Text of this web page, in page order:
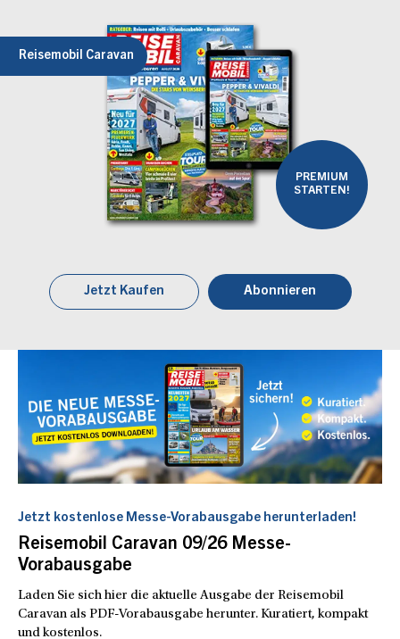
Reisemobil Caravan
PREMIUM
STARTEN!
Jetzt Kaufen Abonnieren
Jetzt kostenlose Messe-Vorabausgabe herunterladen!
Reisemobil Caravan 09/26 Messe-
Vorabausgabe
Laden Sie sich hier die aktuelle Ausgabe der Reisemobil
Caravan als PDF-Vorabausgabe herunter. Kuratiert, kompakt
und kostenlos.